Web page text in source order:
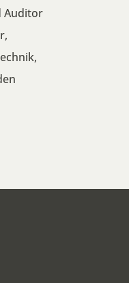
Auditor